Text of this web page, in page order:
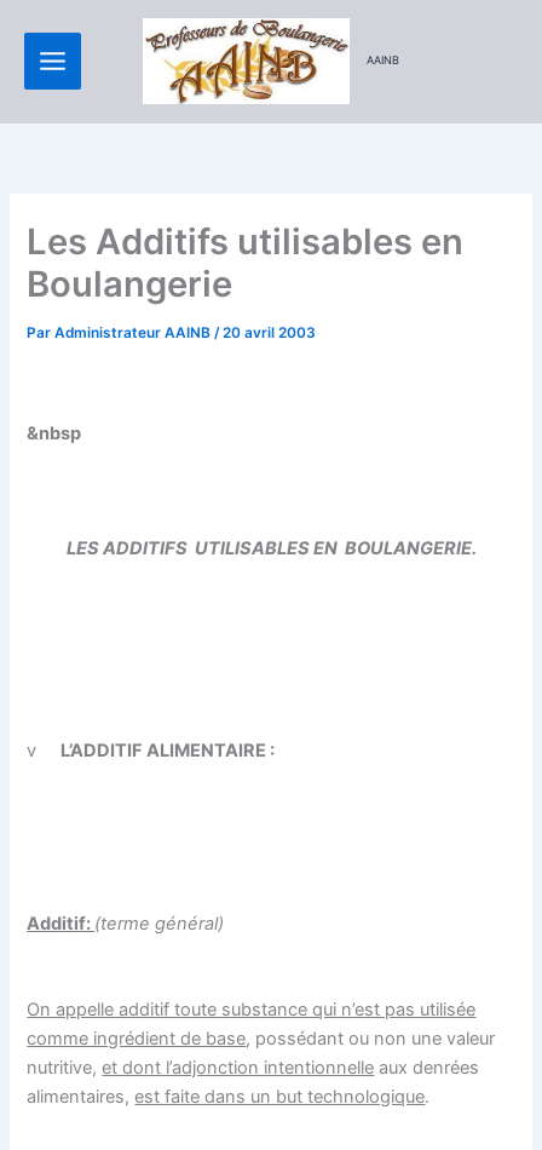
contenu
AAINB
Les Additifs utilisables en
Boulangerie
ParAdministrateur AAINB/20 avril 2003
&nbsp
LES ADDITIFSUTILISABLESEN BOULANGERIE.
v L’ADDITIF ALIMENTAIRE :
Additif: (terme général)
On appelle additif toute substance qui n’est pas utilisée
comme ingrédient de base, possédant ou non une valeur
nutritive,et dont l’adjonction intentionnelle aux denrées
alimentaires,est faite dans un but technologique.